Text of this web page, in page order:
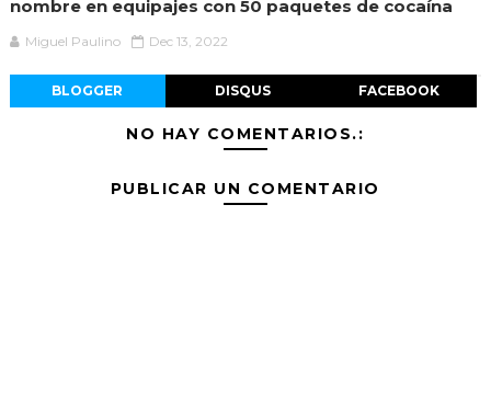
nombre en equipajes con 50 paquetes de cocaína
Miguel Paulino Dec 13, 2022
BLOGGER DISQUS FACEBOOK
NO HAY COMENTARIOS.:
PUBLICAR UN COMENTARIO